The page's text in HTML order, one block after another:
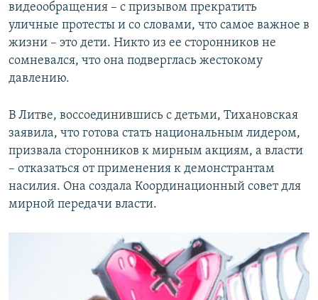
видеообращения – с призывом прекратить
уличные протесты и со словами, что самое важное в
жизни – это дети. Никто из ее сторонников не
сомневался, что она подверглась жестокому
давлению.
В Литве, воссоединившись с детьми, Тихановская
заявила, что готова стать национальным лидером,
призвала сторонников к мирным акциям, а власти
– отказаться от применения к демонстрантам
насилия. Она создала Координационный совет для
мирной передачи власти.